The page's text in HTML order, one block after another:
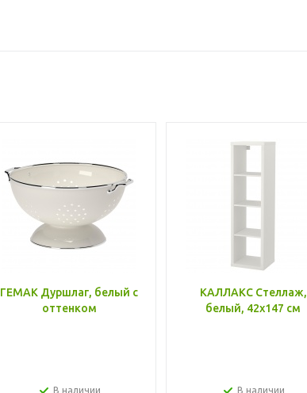
ГЕМАК Дуршлаг, белый с
оттенком
В наличии
КАЛЛАКС Стеллаж,
белый, 42x147 см
В наличии